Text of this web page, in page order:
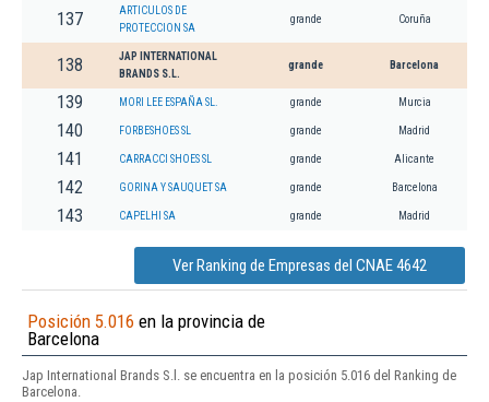
137
ARTICULOS DE
PROTECCION SA
grande Coruña
138
JAP INTERNATIONAL
BRANDS S.L.
grande Barcelona
139 MORI LEE ESPAÑA SL. grande Murcia
140 FORBESHOES SL grande Madrid
141 CARRACCI SHOES SL grande Alicante
142 GORINA Y SAUQUET SA grande Barcelona
143 CAPELHI SA grande Madrid
Ver Ranking de Empresas del CNAE 4642
Posición 5.016 en la provincia de
Barcelona
Jap International Brands S.l. se encuentra en la posición 5.016 del Ranking de
Barcelona.